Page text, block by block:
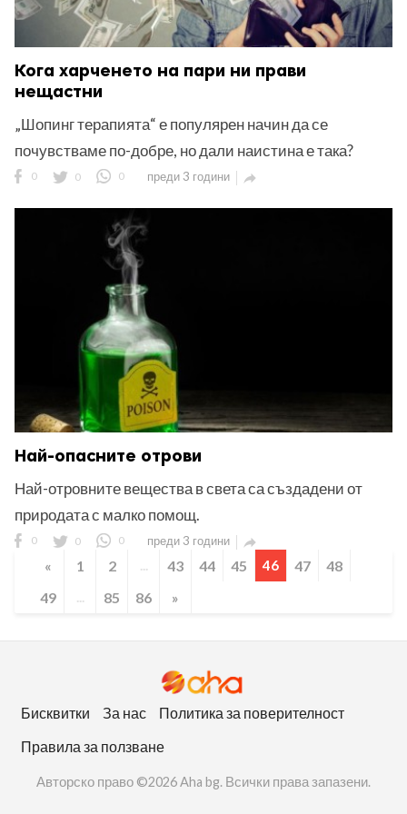
Кога харченето на пари ни прави
нещастни
„Шопинг терапията“ е популярен начин да се
почувстваме по-добре, но дали наистина е така?
0 0 0 преди 3 години 
Най-опасните отрови
Най-отровните вещества в света са създадени от
природата с малко помощ.
0 0 0 преди 3 години 
« 1 2 ... 43 44 45 46 47
48
49
... 85 86 »
Бисквитки За нас
Политика за поверителност
Правила за ползване
Авторско право ©2026 Aha bg. Всички права запазени.